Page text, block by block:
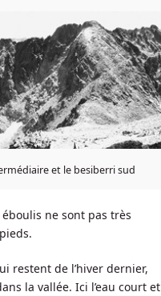
et le besiberri sud
éboulis ne sont pas très
restent de l’hiver dernier,
la vallée. Ici l’eau court et